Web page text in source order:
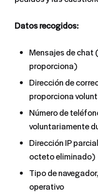
Datos recogidos:
Mensajes de chat
proporciona)
Dirección de
proporciona
Número de
voluntariamente
Dirección IP
octeto eliminado)
Tipo de
operativo